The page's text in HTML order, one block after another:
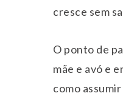
cresce sem
O ponto de
mãe e avó e
como